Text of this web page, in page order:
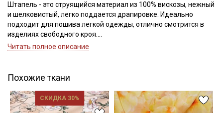
Штапель - это струящийся материал из 100% вискозы, нежный
и шелковистый, легко поддается драпировке. Идеально
подходит для пошива легкой одежды, отлично смотрится в
изделиях свободного кроя.
Светлые и однотонные расцветки просвечивают и имеют
прополосните отрез в воде до прозрачной воды при t
слегка влажную ткань прогладьте теплым утюгом, с
изнаночной стороны.
Читать полное описание
Похожие ткани
СКИДКА 30%
Ознакомлен(а) с Политикой обработки персональных
и даю
Согласие на обработку персональных
данных
ДаюСогласие на получение рекламных и
информационных рассылок